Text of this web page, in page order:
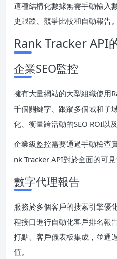
這種結構化數據無需手動輸入
史跟蹤、競爭比較和自動報告。
Rank Tracker API
企業SEO監控
擁有大量網站的大型組織使用
千個關鍵字、跟蹤多個域和子
化、衡量跨活動的SEO ROI以
企業級監控需要通過手動檢查
nk Tracker API對於全面的可見
數字代理報告
服務於多個客戶的搜索引擎優
程接口進行自動化客戶排名報
打點、客戶儀表板集成，並通
值。